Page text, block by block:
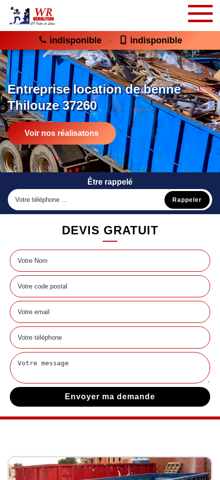
indisponible - indisponible
Entreprise location de benne
Thilouze 37260
Voir nos réalisatons
Être rappelé
DEVIS GRATUIT